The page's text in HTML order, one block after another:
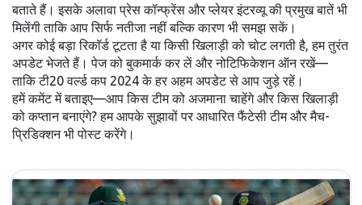
बताते हैं। इसके अलावा प्रेस कॉन्फ्रेंस और प्लेयर इंटरव्यू की प्रमुख बातें भी
मिलेंगी ताकि आप सिर्फ नतीजा नहीं बल्कि कारण भी समझ सकें।
अगर कोई बड़ा रिकॉर्ड टूटता है या किसी खिलाड़ी को चोट लगती है, हम तुरंत
अपडेट भेजते हैं। पेज को बुकमार्क कर लें और नोटिफिकेशन ऑन रखें—
ताकि टी20 वर्ल्ड कप 2024 के हर अहम अपडेट से आप जुड़े रहें।
हमें कमेंट में बताइए—आप किस टीम को अजमाना चाहेंगे और किस खिलाड़ी
को कप्तान बनाएंगे? हम आपके सुझावों पर आधारित फैंटेसी टीम और मैच-
प्रिडिक्शन भी पोस्ट करेंगे।